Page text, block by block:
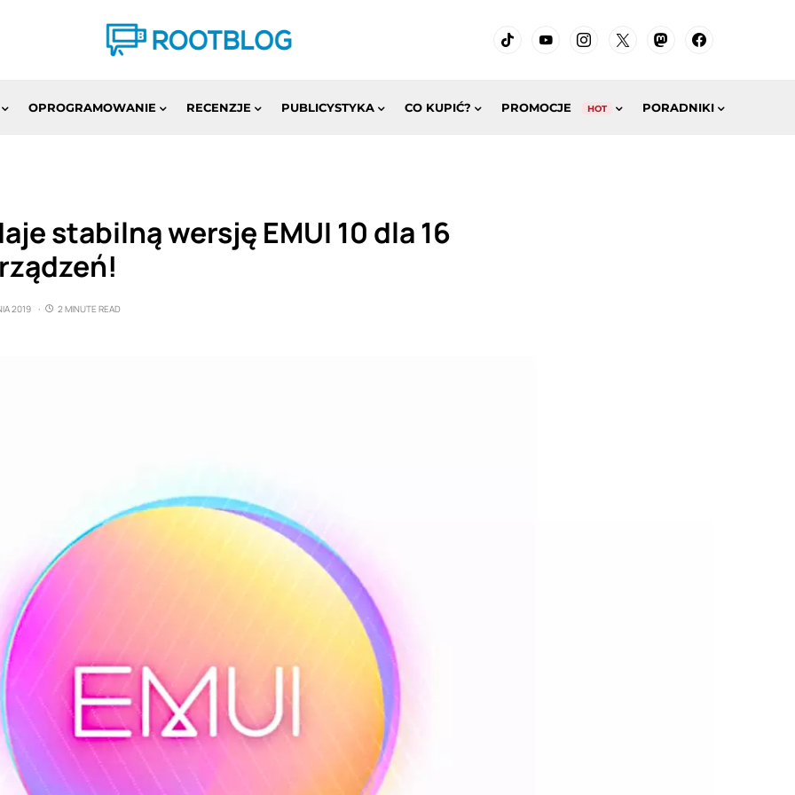
OPROGRAMOWANIE RECENZJE PUBLICYSTYKA CO KUPIĆ? PROMOCJE HOT PORADNIKI
stabilną wersję EMUI 10 dla 16
2019 2 MINUTE READ